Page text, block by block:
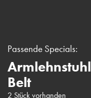
Passende Specials:
Armlehnstuhl
Belt
2 Stück vorhanden